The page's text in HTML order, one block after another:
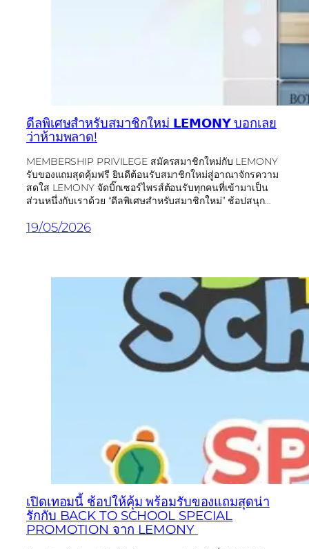
ดีลพิเศษสำหรับสมาชิกใหม่ 𝗟𝗘𝗠𝗢𝗡𝗬 บอกเลย
ว่าห้ามพลาด!
MEMBERSHIP PRIVILEGE สมัครสมาชิกใหม่กับ LEMONY
รับของแถมสุดคุ้มฟรี ยินดีต้อนรับสมาชิกใหม่สู่อาณาจักรความ
สดใส LEMONY จัดบิ๊กเซอร์ไพรส์ต้อนรับทุกคนที่เข้ามาเป็น
ส่วนหนึ่งกับเราด้วย “ดีลพิเศษสำหรับสมาชิกใหม่” ช้อปสนุก…
19/05/2026
เปิดเทอมนี้ ช้อปให้คุ้ม พร้อมรับของแถมสุดน่า
รักกับ BACK TO SCHOOL SPECIAL
PROMOTION จาก LEMONY